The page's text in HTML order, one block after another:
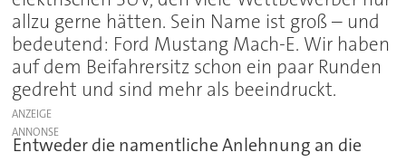
allzu gerne hätten. Sein Name ist groß – und
bedeutend: Ford Mustang Mach-E. Wir haben
auf dem Beifahrersitz schon ein paar Runden
gedreht und sind mehr als beeindruckt.
ANZEIGE
Entweder die namentliche Anlehnung an die